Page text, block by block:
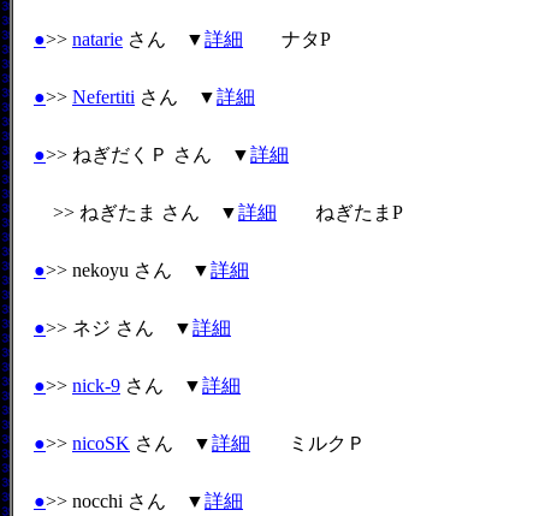
●>> natarie さん ▼詳細 ナタP
●>> Nefertiti さん ▼詳細
●>> ねぎだくＰ さん ▼詳細
>> ねぎたま さん ▼詳細 ねぎたまP
●>> nekoyu さん ▼詳細
●>> ネジ さん ▼詳細
●>> nick-9 さん ▼詳細
●>> nicoSK さん ▼詳細 ミルクＰ
●>> nocchi さん ▼詳細